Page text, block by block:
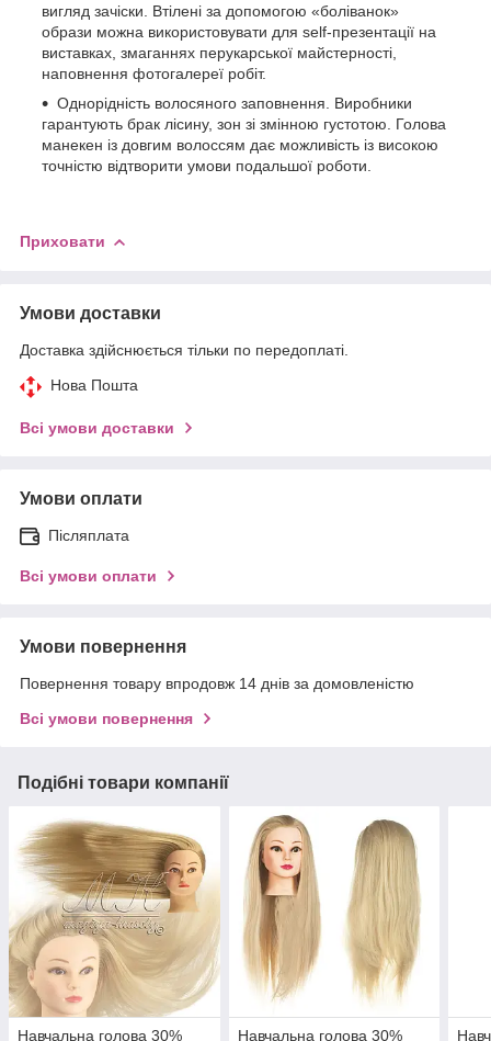
вигляд зачіски. Втілені за допомогою «боліванок»
образи можна використовувати для self-презентації на
виставках, змаганнях перукарської майстерності,
наповнення фотогалереї робіт.
Однорідність волосяного заповнення. Виробники
гарантують брак лісину, зон зі змінною густотою. Голова
манекен із довгим волоссям дає можливість із високою
точністю відтворити умови подальшої роботи.
Приховати
Умови доставки
Доставка здійснюється тільки по передоплаті.
Нова Пошта
Всі умови доставки
Умови оплати
Післяплата
Всі умови оплати
Умови повернення
Повернення товару впродовж 14 днів за домовленістю
Всі умови повернення
Подібні товари компанії
Навчальна голова 30% Навчальна голова 30%